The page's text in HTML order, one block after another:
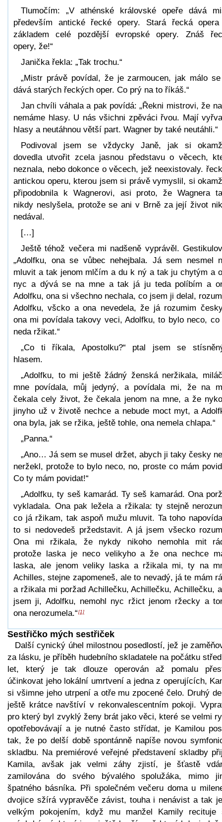
Tlumočím: „V athénské královské opeře dává
především antické řecké opery. Stará řecká
základem celé pozdější evropské opery. Znáš
opery, že!“
Janička řekla: „Tak trochu.“
„Mistr právě povídal, že je zarmoucen, jak málo
dává starých řeckých oper. Co prý na to říkáš.“
Jan chvíli váhala a pak povídá: „Řekni mistrovi, že
nemáme hlasy. U nás všichni zpěváci řvou. Mají
hlasy a neutáhnou větší part. Wagner by také neutáhli.“
Podivoval jsem se vždycky Janě, jak si
dovedla utvořit zcela jasnou představu o věcech,
neznala, nebo dokonce o věcech, jež neexistovaly.
antickou operu, kterou jsem si právě vymyslil, si
připodobnila k Wagnerovi, asi proto, že Wagnera
nikdy neslyšela, protože se ani v Brně za její život
nedával.
[…]
Ještě téhož večera mi nadšeně vyprávěl.
„Adolfku, ona se vůbec nehejbala. Já sem nesmel
mluvit a tak jenom mlčím a du k ný a tak ju chytým a
nyc a dývá se na mne a tak já ju teda políbím a
Adolfku, ona si všechno nechala, co jsem ji delal,
Adolfku, všcko a ona nevedela, že já rozumim
ona mi povídala takovy veci, Adolfku, to bylo neco, co
neda ržikat.“
„Co ti říkala, Apostolku?“ ptal jsem se
hlasem.
„Adolfku, to mi ještě žádný ženská neržikala,
mne povídala, můj jedyný, a povídala mi, že na
čekala cely život, že čekala jenom na mne, a že
jinyho už v životě nechce a nebude moct myt, a
ona byla, jak se ržika, ještě tohle, ona nemela chlapa.“
„Panna.“
„Ano… Já sem se musel držet, abych ji taky česky
neržekl, protože to bylo neco, no, proste co mám
Co ty mám povidat!“
„Adolfku, ty seš kamarád. Ty seš kamarád. Ona
vykladala. Ona pak ležela a ržikala: ty stejně
co já ržikam, tak aspoň mužu mluvit. Ta toho
to si nedovedeš pržedstavit. A já jsem všecko
Ona mi ržikala, že nykdy nikoho nemohla mit
protože laska je neco velikyho a že ona nechce
laska, ale jenom veliky laska a ržikala mi, ty na
Achilles, stejne zapomeneš, ale to nevadý, já te mám
a ržikala mi poržad Achillečku, Achillečku, Achillečku,
jsem ji, Adolfku, nemohl nyc ržict jenom ržecky a
ona nerozumela.“[1]
Sestřičko mých sestřiček
Další cynický úhel milostnou posedlostí, jež je
za lásku, je příběh hudebního skladatele na počátku
let, který je tak dlouze operován až pomalu
účinkovat jeho lokální umrtvení a jedna z operujících,
si všimne jeho utrpení a otře mu zpocené čelo. Druhý
ještě krátce navštíví v rekonvalescentním pokoji.
pro který byl zvyklý ženy brát jako věci, které se velmi
opotřebovávají a je nutné často střídat, je Kamilou
tak, že po delší době spontánně napíše novou
skladbu. Na premiérové veřejné představení skladby
Kamila, avšak jak velmi záhy zjistí, je šťastě
zamilována do svého bývalého spolužáka, mimo
špatného básníka. Při společném večeru doma u
dvojice sžírá vypravěče závist, touha i nenávist a tak
velkým pokojením, když mu manžel Kamily recituje